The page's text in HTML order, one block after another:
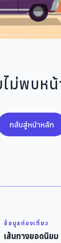
ไม่พบห
กลับสู่หน้าหลัก
ข้อมูลท่องเที่ยว
เส้นทางยอดนิยม